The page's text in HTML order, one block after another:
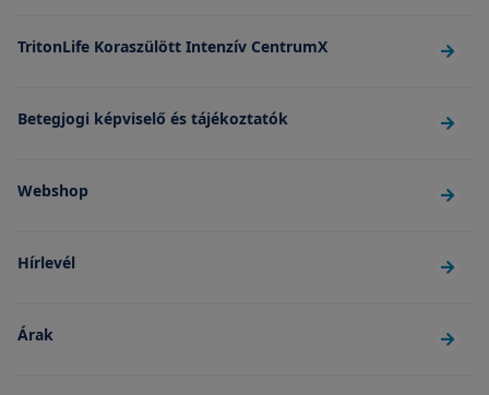
TritonLife Koraszülött Intenzív CentrumX
Betegjogi képviselő és tájékoztatók
Webshop
Hírlevél
Árak